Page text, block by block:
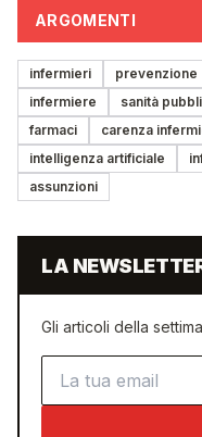
ARGOMENTI
infermieri prevenzione
infermiere
sanità
farmaci
carenza
intelligenza artificiale
assunzioni
LA
Gli articoli della